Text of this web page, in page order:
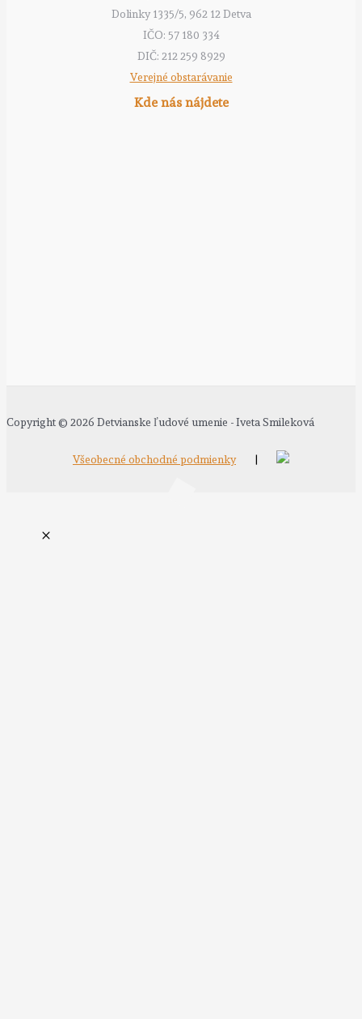
Dolinky 1335/5, 962 12 Detva
IČO: 57 180 334
DIČ: 212 259 8929
Verejné obstarávanie
Kde nás nájdete
Copyright © 2026 Detvianske ľudové umenie - Iveta Smileková
Všeobecné obchodné podmienky |